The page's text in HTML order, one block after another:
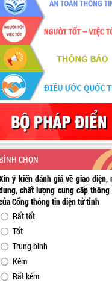
BÌNH CHỌN
ý kiến đánh giá về giao diện,
chất lượng cung cấp
Cổng thông tin điện tử tỉnh
Rất tốt
Tốt
Trung bình
Kém
Rất kém